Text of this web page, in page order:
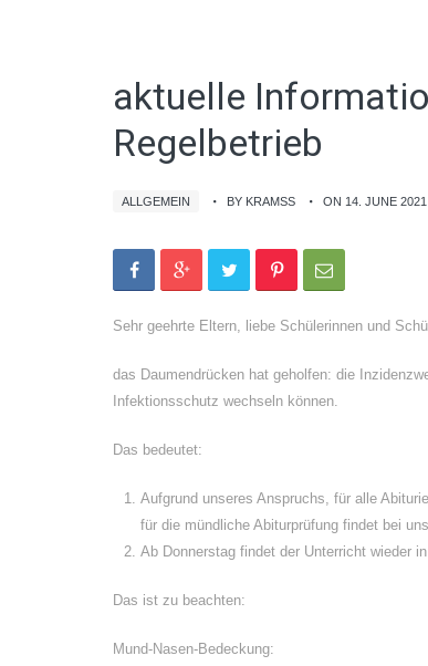
aktuelle
Regelbetrieb
ALLGEMEIN BY KRAMSS ON 14. JUNE 2021
Sehr geehrte Eltern, liebe Schülerinnen und
das Daumendrücken hat geholfen: die
Infektionsschutz wechseln können.
Das bedeutet:
Aufgrund unseres Anspruchs, für alle
für die mündliche Abiturprüfung findet bei
Ab Donnerstag findet der Unterricht wieder
Das ist zu beachten:
Mund-Nasen-Bedeckung: